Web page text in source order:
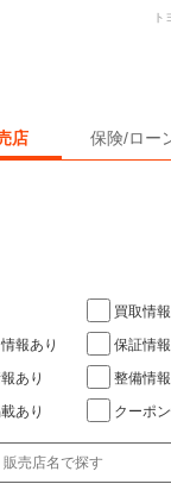
店 保険/ロー
ト
報あり
あり
あり
買取情
保証情
整備情
クーポ